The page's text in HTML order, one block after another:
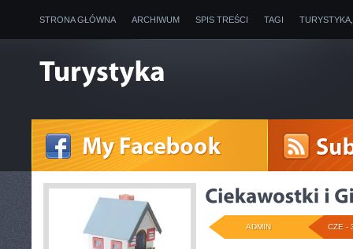
STRONA GŁÓWNA ARCHIWUM SPIS TREŚCI TAGI
CZE -
ADMIN